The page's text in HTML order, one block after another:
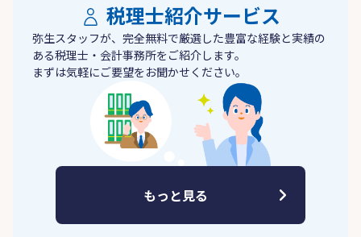
税理士紹介サービス
弥生スタッフが、完全無料で厳選した豊富な経験と実績の
ある税理士・会計事務所をご紹介します。
まずは気軽にご要望をお聞かせください。
もっと見る